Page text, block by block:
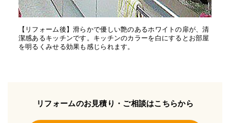
【リフォーム後】滑らかで優しい艶のあるホワイトの扉が、清
潔感あるキッチンです。キッチンのカラーを白にするとお部屋
を明るくみせる効果も感じられます。
リフォームのお見積り・ご相談はこちらから